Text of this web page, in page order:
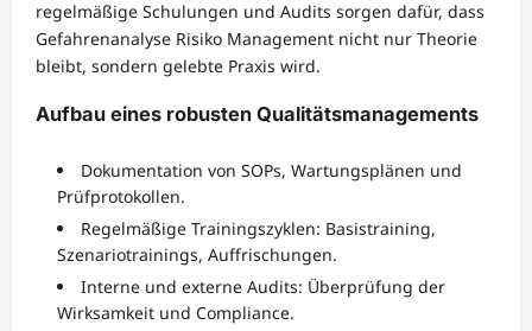
regelmäßige Schulungen und Audits sorgen dafür, dass
Gefahrenanalyse Risiko Management nicht nur Theorie
bleibt, sondern gelebte Praxis wird.
Aufbau eines robusten Qualitätsmanagements
Dokumentation von SOPs, Wartungsplänen und
Prüfprotokollen.
Regelmäßige Trainingszyklen: Basistraining,
Szenariotrainings, Auffrischungen.
Interne und externe Audits: Überprüfung der
Wirksamkeit und Compliance.